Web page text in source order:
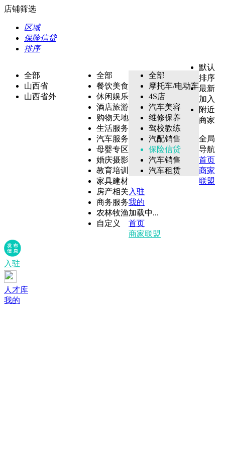
店铺筛选
区域
保险信贷
排序
全部
山西省
山西省外
全部
餐饮美食
休闲娱乐
酒店旅游
购物天地
生活服务
汽车服务
母婴专区
婚庆摄影
教育培训
家具建材
房产相关
商务服务
农林牧渔
自定义
全部
摩托车/电动车
4S店
汽车美容
维修保养
驾校教练
汽配销售
保险信贷
汽车销售
汽车租赁
默认
排序
最新
加入
附近
商家
全局
导航
首页
商家
联盟
入驻
我的
加载中...
首页
商家联盟
入驻
人才库
我的